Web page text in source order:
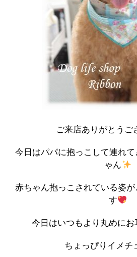
ご来店ありがとうご
今日はパパに抱っこして連れ
ゃん
赤ちゃん抱っこされている姿
す
今日はいつもより丸めにお
ちょっぴりイメチ